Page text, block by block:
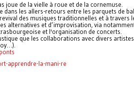
joue de la vielle à roue et de la cornemuse.
dans les allers-retours entre les parquets de
des musiques traditionnelles et à travers
alternatives et d’improvisation, via
et l'organisation de concerts.
que les collaborations avec divers
apprendre-la-mani-re